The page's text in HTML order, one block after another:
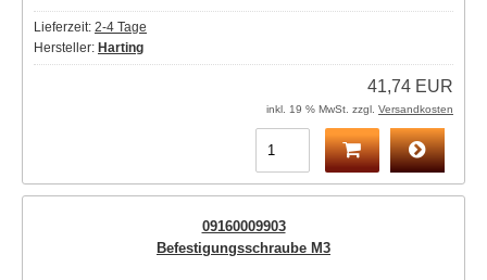
Lieferzeit: 2-4 Tage
Hersteller: Harting
41,74 EUR
inkl. 19 % MwSt. zzgl. Versandkosten
09160009903
Befestigungsschraube M3